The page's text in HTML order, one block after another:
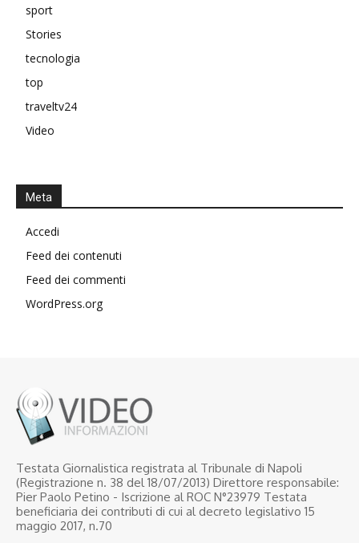
sport
Stories
tecnologia
top
traveltv24
Video
Meta
Accedi
Feed dei contenuti
Feed dei commenti
WordPress.org
Testata Giornalistica registrata al Tribunale di Napoli
(Registrazione n. 38 del 18/07/2013) Direttore responsabile:
Pier Paolo Petino - Iscrizione al ROC N°23979 Testata
beneficiaria dei contributi di cui al decreto legislativo 15
maggio 2017, n.70